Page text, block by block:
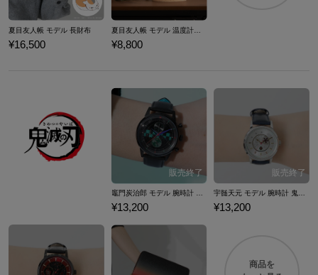
夏目友人帳 モデル 長財布
¥16,500
夏目友人帳 モデル 温度計＆ストームグラス
¥8,800
竈門炭治郎 モデル 腕時計 鬼滅の刃
¥13,200
宇髄天元 モデル 腕時計 鬼滅の刃
¥13,200
商品を